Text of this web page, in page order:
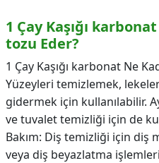
1 Çay Kaşığı
tozu Eder?
1 Çay Kaşığı karbonat Ne
Yüzeyleri temizlemek,
gidermek için kullanılabilir.
ve tuvalet temizliği için de
Bakım: Diş temizliği için diş
veya diş beyazlatma